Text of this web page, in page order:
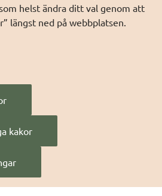
helst ändra ditt val genom att
längst ned på webbplatsen.
kakor
Sveriges dataportal
Sweden Connect
förvaltning